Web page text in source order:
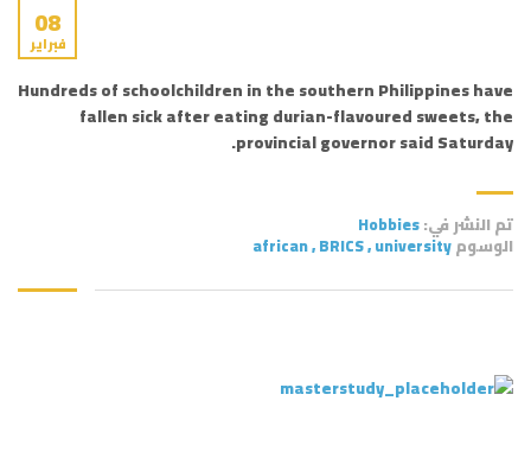
08
فبراير
Hundreds of schoolchildren in the southern Philippines have
fallen sick after eating durian-flavoured sweets, the
provincial governor said Saturday.
تم النشر في:Hobbies
الوسوم african,BRICS,university